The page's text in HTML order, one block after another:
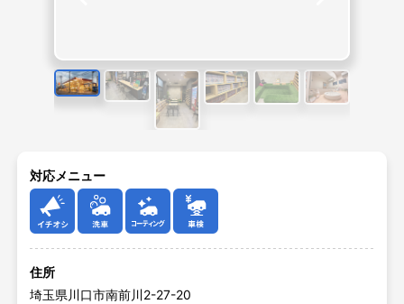
対応メニュー
イチオシ
洗車 コーティング
住所
埼玉県川口市南前川2-27-20